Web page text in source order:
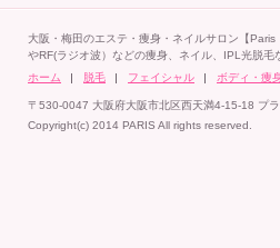
大阪・梅田のエステ・痩身・ネイルサロン【
やRF(ラジオ波）などの痩身、ネイル、IPL光脱
ホーム
脱毛 フェイシャル ボディ・痩
〒530-0047 大阪府大阪市北区西天満4-15-18
Copyright(c) 2014 PARIS All rights reserved.